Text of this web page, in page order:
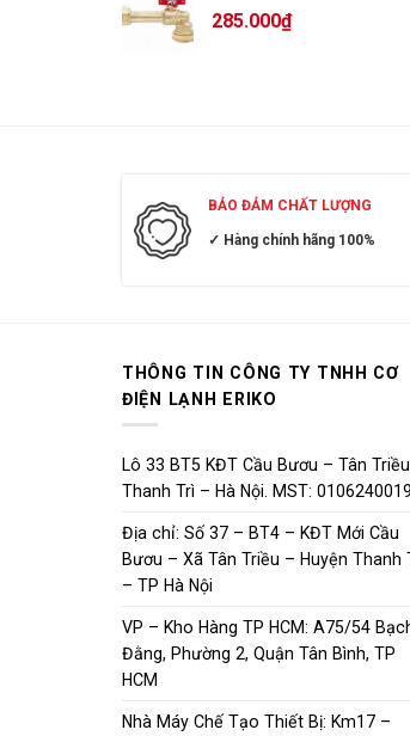
285.000₫
BẢO ĐẢM CHẤT LƯỢNG
✓ Hàng chính hãng 100%
THÔNG TIN CÔNG TY TNHH CƠ
ĐIỆN LẠNH ERIKO
Lô 33 BT5 KĐT Cầu Bươu – Tân
Thanh Trì – Hà Nội. MST: 0106240019
Địa chỉ: Số 37 – BT4 – KĐT Mới Cầu
Bươu – Xã Tân Triều – Huyện Thanh
– TP Hà Nội
VP – Kho Hàng TP HCM: A75/54
Đằng, Phường 2, Quận Tân Bình, TP
HCM
Nhà Máy Chế Tạo Thiết Bị: Km17 –